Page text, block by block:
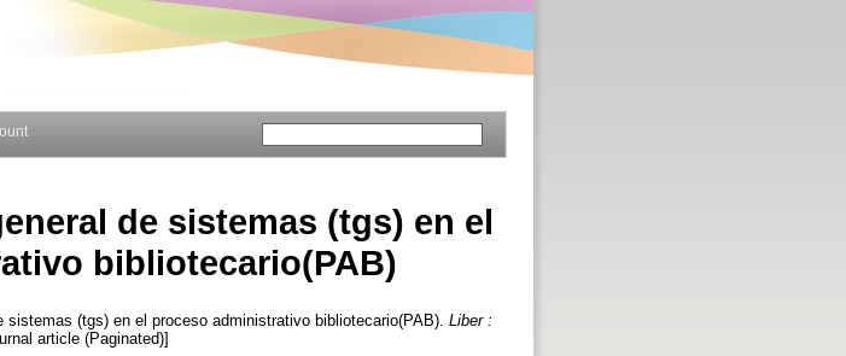
de sistemas (tgs) en el
bibliotecario(PAB)
(tgs) en el proceso administrativo bibliotecario(PAB). Liber :
article (Paginated)]